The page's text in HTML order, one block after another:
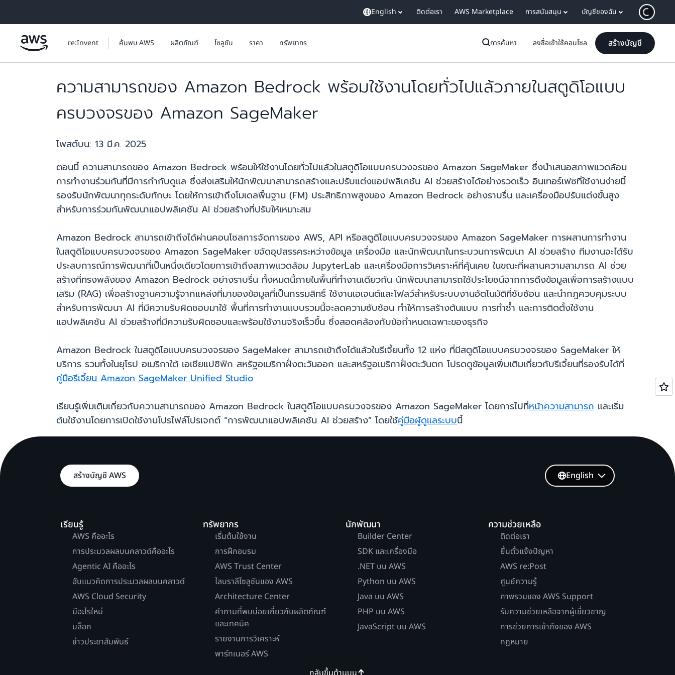
English ติดต่อเรา AWS Marketplace การสนับสนุน บัญชีของฉัน
re:Invent ค้นพบ AWS ผลิตภัณฑ์ โซลูชัน ราคา ทรัพยากร การค้นหา ลงชื่อเข้าใช้คอนโซล สร้างบัญชี
ความสามารถของ Amazon Bedrock พร้อมใช้งานโดยทั่วไปแล้วภายในสตูดิโอแบบ
ครบวงจรของ Amazon SageMaker
โพสต์บน: 13 มี.ค. 2025
ตอนนี้ ความสามารถของ Amazon Bedrock พร้อมให้ใช้งานโดยทั่วไปแล้วในสตูดิโอแบบครบวงจรของ Amazon SageMaker ซึ่งนำเสนอสภาพแวดล้อม
การทำงานร่วมกันที่มีการกำกับดูแล ซึ่งส่งเสริมให้นักพัฒนาสามารถสร้างและปรับแต่งแอปพลิเคชัน AI ช่วยสร้างได้อย่างรวดเร็ว อินเทอร์เฟซที่ใช้งานง่ายนี้
รองรับนักพัฒนาทุกระดับทักษะ โดยให้การเข้าถึงโมเดลพื้นฐาน (FM) ประสิทธิภาพสูงของ Amazon Bedrock อย่างราบรื่น และเครื่องมือปรับแต่งขั้นสูง
สำหรับการร่วมกันพัฒนาแอปพลิเคชัน AI ช่วยสร้างที่ปรับให้เหมาะสม
Amazon Bedrock สามารถเข้าถึงได้ผ่านคอนโซลการจัดการของ AWS, API หรือสตูดิโอแบบครบวงจรของ Amazon SageMaker การผสานการทำงาน
ในสตูดิโอแบบครบวงจรของ Amazon SageMaker ขจัดอุปสรรคระหว่างข้อมูล เครื่องมือ และนักพัฒนาในกระบวนการพัฒนา AI ช่วยสร้าง ทีมงานจะได้รับ
ประสบการณ์การพัฒนาที่เป็นหนึ่งเดียวโดยการเข้าถึงสภาพแวดล้อม JupyterLab และเครื่องมือการวิเคราะห์ที่คุ้นเคย ในขณะที่ผสานความสามารถ AI ช่วย
สร้างที่ทรงพลังของ Amazon Bedrock อย่างราบรื่น ทั้งหมดนี้ภายในพื้นที่ทำงานเดียวกัน นักพัฒนาสามารถใช้ประโยชน์จากการดึงข้อมูลเพื่อการสร้างแบบ
เสริม (RAG) เพื่อสร้างฐานความรู้จากแหล่งที่มาของข้อมูลที่เป็นกรรมสิทธิ์ ใช้งานเอเจนต์และโฟลว์สำหรับระบบงานอัตโนมัติที่ซับซ้อน และนำกฎควบคุมระบบ
สำหรับการพัฒนา AI ที่มีความรับผิดชอบมาใช้ พื้นที่การทำงานแบบรวมนี้จะลดความซับซ้อน ทำให้การสร้างต้นแบบ การทำซ้ำ และการติดตั้งใช้งาน
แอปพลิเคชัน AI ช่วยสร้างที่มีความรับผิดชอบและพร้อมใช้งานจริงเร็วขึ้น ซึ่งสอดคล้องกับข้อกำหนดเฉพาะของธุรกิจ
Amazon Bedrock ในสตูดิโอแบบครบวงจรของ SageMaker สามารถเข้าถึงได้แล้วในรีเจี้ยนทั้ง 12 แห่ง ที่มีสตูดิโอแบบครบวงจรของ SageMaker ให้
บริการ รวมทั้งในยุโรป อเมริกาใต้ เอเชียแปซิฟิก สหรัฐอเมริกาฝั่งตะวันออก และสหรัฐอเมริกาฝั่งตะวันตก โปรดดูข้อมูลเพิ่มเติมเกี่ยวกับรีเจี้ยนที่รองรับได้ที่
คู่มือรีเจี้ยน Amazon SageMaker Unified Studio
เรียนรู้เพิ่มเติมเกี่ยวกับความสามารถของ Amazon Bedrock ในสตูดิโอแบบครบวงจรของ Amazon SageMaker โดยการไปที่หน้าความสามารถ และเริ่ม
ต้นใช้งานโดยการเปิดใช้งานโปรไฟล์โปรเจกต์ “การพัฒนาแอปพลิเคชัน AI ช่วยสร้าง” โดยใช้คู่มือผู้ดูแลระบบนี้
สร้างบัญชี AWS
เรียนรู้
AWS คืออะไร
การประมวลผลบนคลาวด์คืออะไร
Agentic AI คืออะไร
ฮับแนวคิดการประมวลผลบนคลาวด์
AWS Cloud Security
มีอะไรใหม่
บล็อก
ข่าวประชาสัมพันธ์
ทรัพยากร
เริ่มต้นใช้งาน
การฝึกอบรม
AWS Trust Center
ไลบราลีโซลูชันของ AWS
Architecture Center
คำถามที่พบบ่อยเกี่ยวกับผลิตภัณฑ์
และเทคนิค
รายงานการวิเคราะห์
พาร์ทเนอร์ AWS
นักพัฒนา
Builder Center
SDK และเครื่องมือ
.NET บน AWS
Python บน AWS
Java บน AWS
PHP บน AWS
JavaScript บน AWS
ความช่วยเหลือ
ติดต่อเรา
ยื่นตั๋วแจ้งปัญหา
AWS re:Post
ศูนย์ความรู้
ภาพรวมของ AWS Support
รับความช่วยเหลือจากผู้เชี่ยวชาญ
การช่วยการเข้าถึงของ AWS
กฎหมาย
English